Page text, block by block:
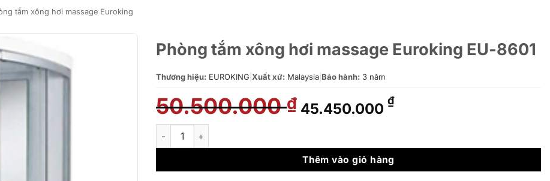
tắm xông hơi massage Euroking
Phòng tắm xông hơi massage Euroking EU-8601
Thương hiệu: EUROKING Xuất xứ: Malaysia Bảo hành: 3 năm
50.500.000₫ Giá
gốc
50.500.000 ₫.
45.450.000 ₫Giá
là:
Phòng tắm xông hơi massage Euroking EU-8601 số lượng
Thêm vào giỏ hàng